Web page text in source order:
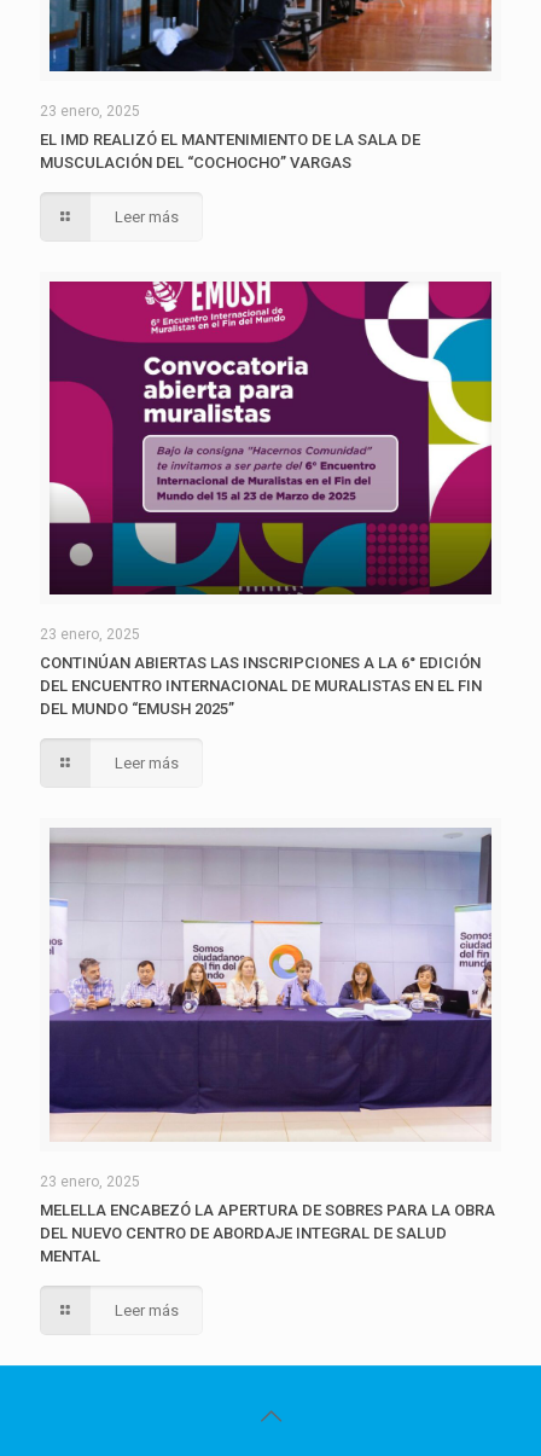
23 enero, 2025
EL IMD REALIZÓ EL MANTENIMIENTO DE LA SALA DE
MUSCULACIÓN DEL “COCHOCHO” VARGAS
Leer más
23 enero, 2025
CONTINÚAN ABIERTAS LAS INSCRIPCIONES A LA 6° EDICIÓN
DEL ENCUENTRO INTERNACIONAL DE MURALISTAS EN EL FIN
DEL MUNDO “EMUSH 2025”
Leer más
23 enero, 2025
MELELLA ENCABEZÓ LA APERTURA DE SOBRES PARA LA OBRA
DEL NUEVO CENTRO DE ABORDAJE INTEGRAL DE SALUD
MENTAL
Leer más